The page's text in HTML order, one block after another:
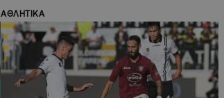
ΑΘΛΗΤΙΚΑ